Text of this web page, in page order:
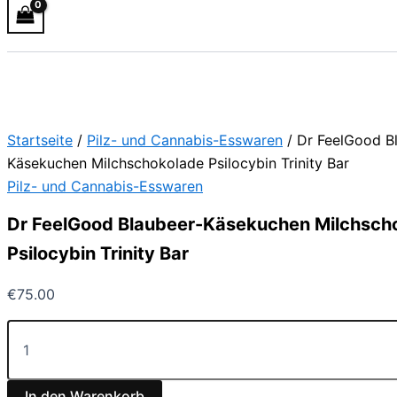
Startseite / Pilz- und Cannabis-Esswaren / Dr FeelGood
Käsekuchen Milchschokolade Psilocybin Trinity Bar
Pilz- und Cannabis-Esswaren
Dr FeelGood Blaubeer-Käsekuchen
Psilocybin Trinity Bar
€75.00